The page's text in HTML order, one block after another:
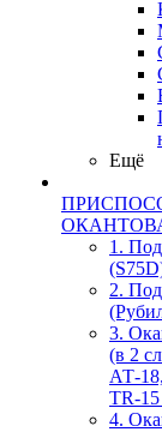
Ещё
1.
2.
3.
(в 2
АТ-
TR-
4.